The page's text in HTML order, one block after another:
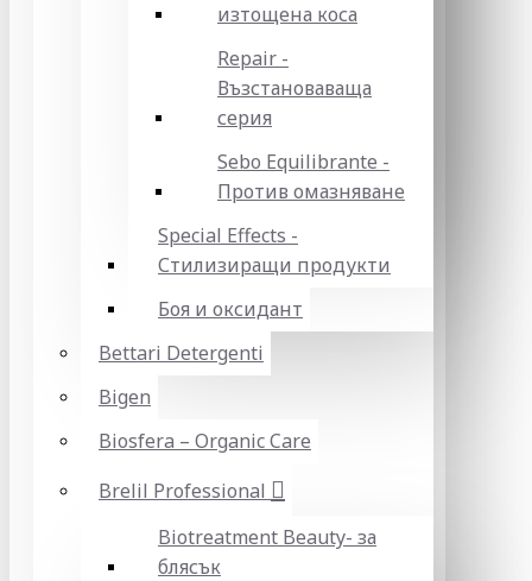
изтощена коса
Repair -
Възстановаваща
серия
Sebo Equilibrante -
Против омазняване
Special Effects -
Стилизиращи продукти
Боя и оксидант
Bettari Detergenti
Bigen
Biosfera – Organic Care
Brelil Professional
Biotreatment Beauty- за
блясък